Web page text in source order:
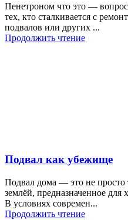
Пенетроном что это —
тех, кто сталкивается с
подвалов или других ...
Продолжить чтение
Подвал как убежище
Подвал дома — это не просто
землёй, предназначенное для
В условиях современ...
Продолжить чтение